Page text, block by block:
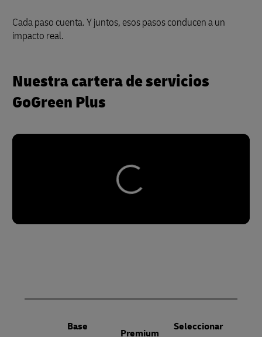
Cada paso cuenta. Y juntos, esos pasos conducen a un
impacto real.
Nuestra cartera de servicios
GoGreen Plus
Base
Premium
Seleccionar